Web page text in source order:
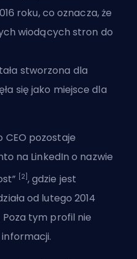
roku, co oznacza, że
wiodących stron do
stworzona dla
się jako miejsce dla
CEO pozostaje
na LinkedIn o nazwie
[2] , gdzie jest
od lutego 2014
tym profil nie